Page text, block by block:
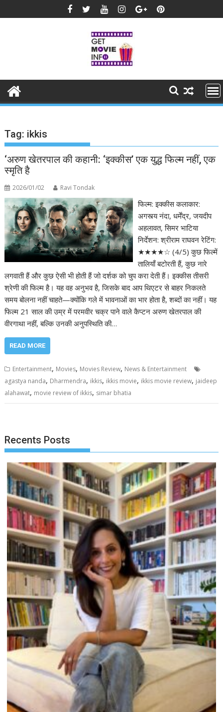
to
Tag: ikkis
‘अरुण खेतरपाल की कहानी: ‘इक्कीस’ एक युद्ध फिल्म नहीं, एक
स्मृति है
2026/01/02 Ravi Tondak
फिल्म: इक्कीस कलाकार:
अगस्त्य नंदा, धर्मेंद्र, जयदीप
अहलावत, सिमर भाटिया
निर्देशन: श्रीराम राघवन रेटिंग:
★★★★☆ (4/5) कुछ फिल्में
तालियाँ बटोरती हैं, कुछ नारे
लगवाती हैं और कुछ ऐसी भी होती हैं जो दर्शक को चुप करा देती हैं। इक्कीस तीसरी
श्रेणी की फिल्म है। यह वह अनुभव है, जिसके बाद आप थिएटर से बाहर निकलते
समय बोलना नहीं चाहते—क्योंकि गले में भावनाओं का भार होता है, शब्दों का नहीं। यह
फिल्म 21 साल की उम्र में परमवीर चक्र पाने वाले कैप्टन अरुण खेतरपाल की
वीरगाथा नहीं, बल्कि उनकी अनुपस्थिति की…
READ MORE
Entertainment, Movies, Movies Review, News & Entertainment
agastya nanda, Dharmendra, ikkis, ikkis movie, ikkis movie review, jaideep
alahawat, movie review of ikkis, simar bhatia
Recents Posts